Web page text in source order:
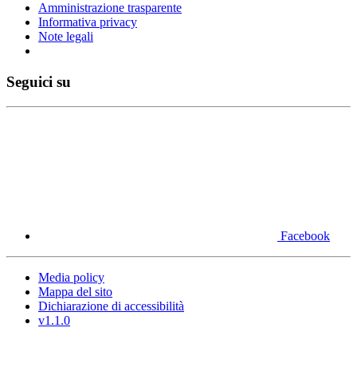
Amministrazione trasparente
Informativa privacy
Note legali
Seguici su
Facebook
Media policy
Mappa del sito
Dichiarazione di accessibilità
v1.1.0